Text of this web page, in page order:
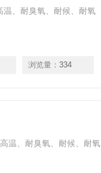
、耐臭氧、耐候、耐氧
浏览量： 334
温、耐臭氧、耐候、耐氧